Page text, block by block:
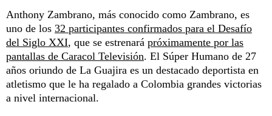
Anthony Zambrano, más conocido como Zambrano, es
uno de los 32 participantes confirmados para el Desafío
del Siglo XXI, que se estrenará próximamente por las
pantallas de Caracol Televisión. El Súper Humano de 27
años oriundo de La Guajira es un destacado deportista en
atletismo que le ha regalado a Colombia grandes victorias
a nivel internacional.